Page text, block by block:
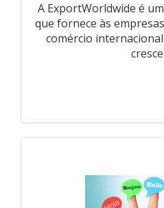
A ExportWorldwide é
que fornece às
comércio